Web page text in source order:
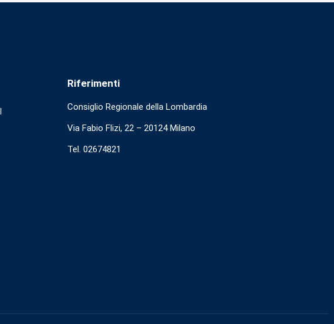
Riferimenti
Consiglio Regionale della Lombardia
Via Fabio Flizi, 22 – 20124 Milano
Tel. 02674821